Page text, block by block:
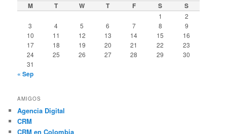
M T W T F S S
1
2
3
4 5 6 7 8
9
10
11 12 13 14 15
16
17
18 19 20 21 22
23
24
25 26 27 28 29
30
31
« Sep
AMIGOS
Agencia Digital
CRM
CRM en Colombia